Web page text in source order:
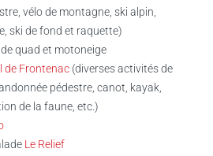
vélo de montagne, ski alpin,
ski de fond et raquette)
quad et motoneige
de Frontenac(diverses activités de
pédestre, canot, kayak,
de la faune, etc.)
Le Relief